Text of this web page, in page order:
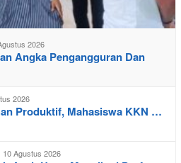
2026
Angka Pengangguran Dan
2026
Produktif, Mahasiswa KKN …
10 Agustus 2026